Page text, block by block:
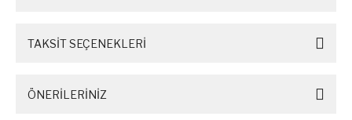
TAKSİT SEÇENEKLERİ
ÖNERİLERİNİZ